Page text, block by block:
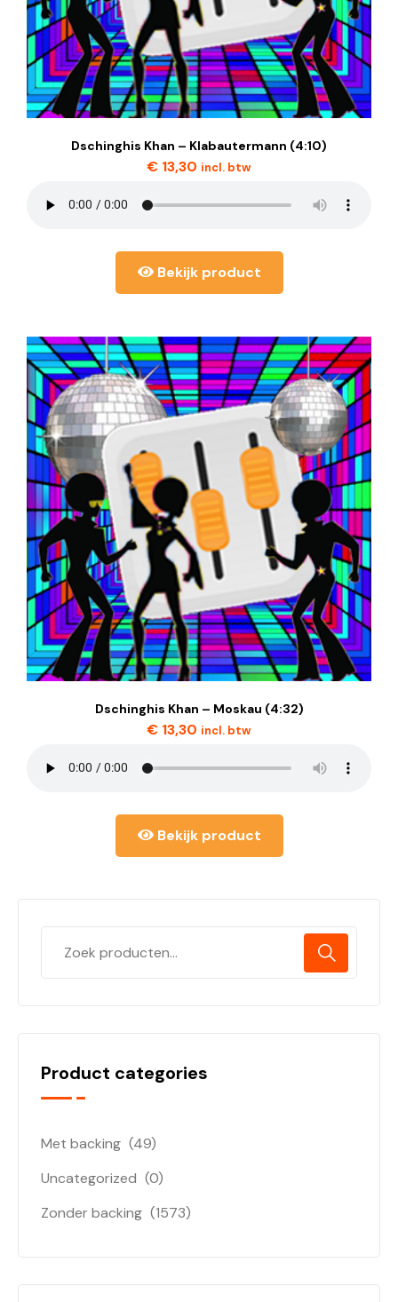
Dschinghis Khan – Klabautermann (4:10)
€ 13,30 incl. btw
Bekijk product
Dschinghis Khan – Moskau (4:32)
€ 13,30 incl. btw
Bekijk product
Product categories
Met backing (49)
Uncategorized (0)
Zonder backing (1573)